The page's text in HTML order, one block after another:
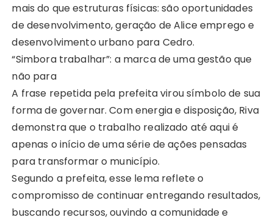
mais do que estruturas físicas: são oportunidades
de desenvolvimento, geração de Alice emprego e
desenvolvimento urbano para Cedro.
“Simbora trabalhar”: a marca de uma gestão que
não para
A frase repetida pela prefeita virou símbolo de sua
forma de governar. Com energia e disposição, Riva
demonstra que o trabalho realizado até aqui é
apenas o início de uma série de ações pensadas
para transformar o município.
Segundo a prefeita, esse lema reflete o
compromisso de continuar entregando resultados,
buscando recursos, ouvindo a comunidade e